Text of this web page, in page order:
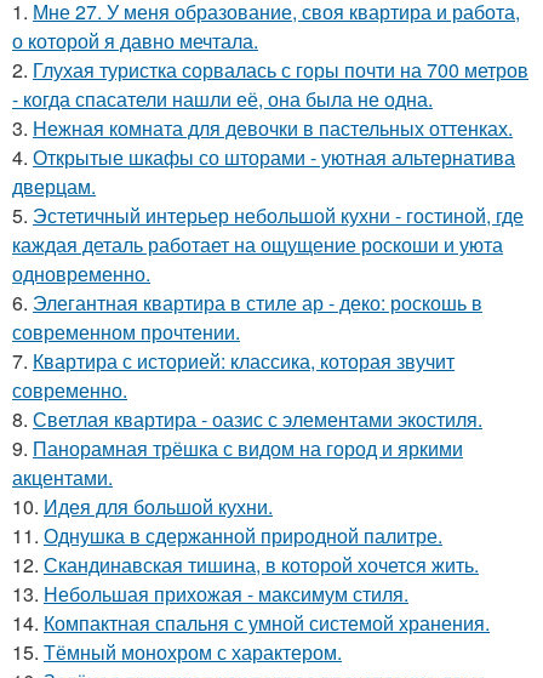
1. Мне 27. У меня образование, своя квартира и работа,
о которой я давно мечтала.
2. Глухая туристка сорвалась с горы почти на 700 метров
- когда спасатели нашли её, она была не одна.
3. Нежная комната для девочки в пастельных оттенках.
4. Открытые шкафы со шторами - уютная альтернатива
дверцам.
5. Эстетичный интерьер небольшой кухни - гостиной, где
каждая деталь работает на ощущение роскоши и уюта
одновременно.
6. Элегантная квартира в стиле ар - деко: роскошь в
современном прочтении.
7. Квартира с историей: классика, которая звучит
современно.
8. Светлая квартира - оазис с элементами экостиля.
9. Панорамная трёшка с видом на город и яркими
акцентами.
10. Идея для большой кухни.
11. Однушка в сдержанной природной палитре.
12. Скандинавская тишина, в которой хочется жить.
13. Небольшая прихожая - максимум стиля.
14. Компактная спальня с умной системой хранения.
15. Тёмный монохром с характером.